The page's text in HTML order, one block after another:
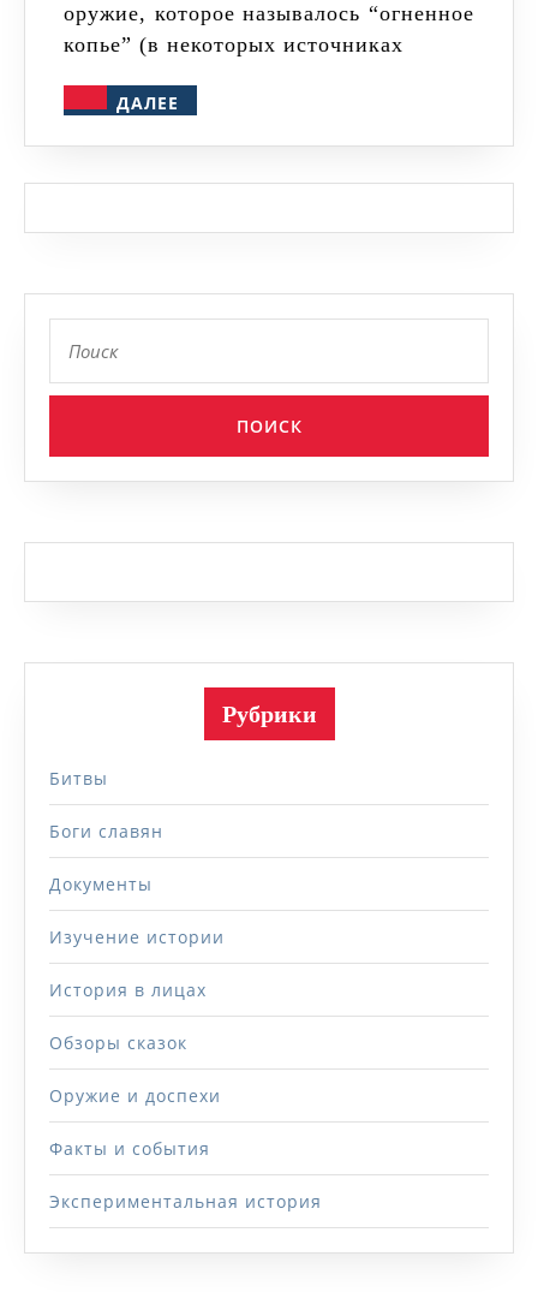
оружие, которое называлось “огненное
копье” (в некоторых источниках
ДАЛЕЕ
Рубрики
Битвы
Боги славян
Документы
Изучение истории
История в лицах
Обзоры сказок
Оружие и доспехи
Факты и события
Экспериментальная история